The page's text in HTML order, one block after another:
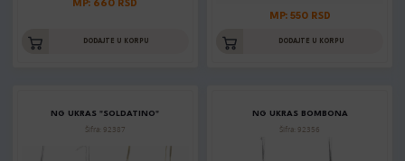
MP: 660 RSD
DODAJTE U KORPU
MP: 550 RSD
DODAJTE U KORPU
NG UKRAS "SOLDATINO"
Šifra: 92387
NG UKRAS BOMBONA
Šifra: 92356